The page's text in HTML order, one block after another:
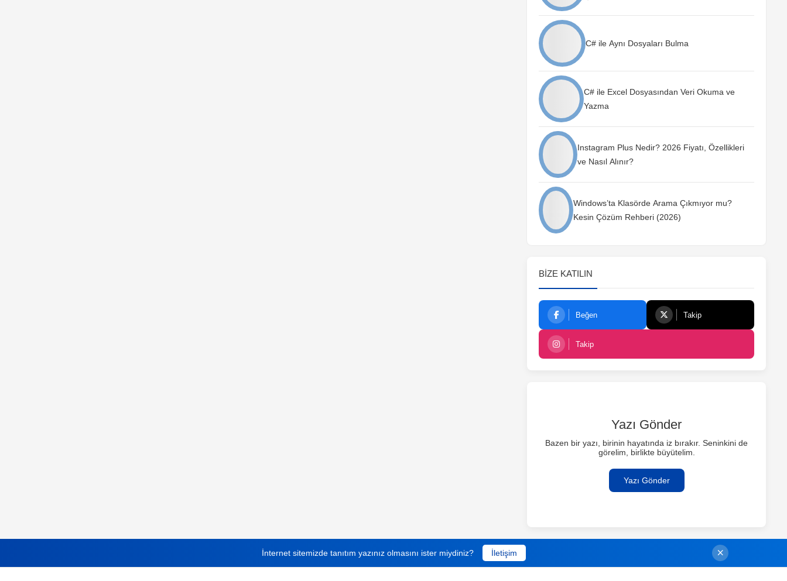
C# ile Aynı Dosyaları Bulma
C# ile Excel Dosyasından Veri Okuma ve
Yazma
Instagram Plus Nedir? 2026 Fiyatı, Özellikleri
ve Nasıl Alınır?
Windows’ta Klasörde Arama Çıkmıyor mu?
Kesin Çözüm Rehberi (2026)
BIZE KATILIN
Beğen Takip
Takip
Yazı Gönder
Bazen bir yazı, birinin hayatında iz bırakır. Seninkini de
görelim, birlikte büyütelim.
Yazı Gönder
İnternet sitemizde tanıtım yazınız olmasını ister miydiniz? İletişim